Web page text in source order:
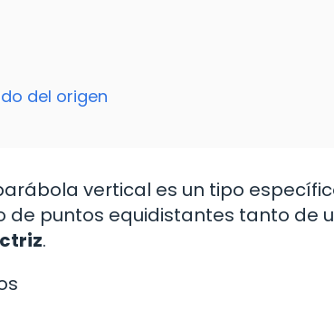
del origen
vertical es un tipo
de puntos equidistantes tanto de
.